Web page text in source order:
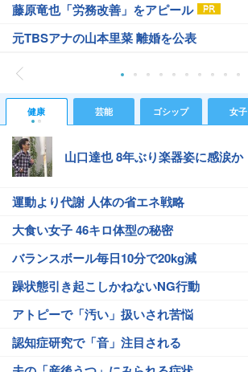
藤原竜也「労務改善」をアピール
元TBSアナの山本里菜 離婚を公表
健康 芸能 ゴシップ 女子
山口達也 8年ぶり楽器姿に感涙か
運動より代謝 人体の省エネ戦略
大食い女子 46キロ体型の秘密
バランスボール毎日10分で20kg減
躁状態引き起こしかねないNG行動
アトピーで「汚い」扱いされ苦悩
認知症研究で「音」注目される